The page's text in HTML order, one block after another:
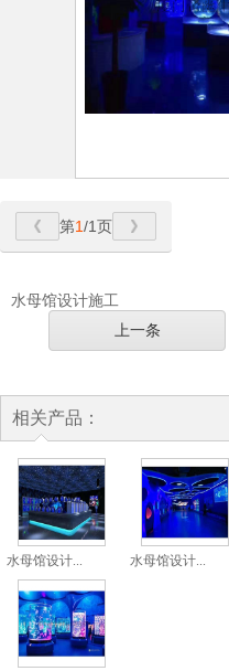
第1/1页
水母馆设计施工
上一条
相关产品：
水母馆设计... 水母馆设计...